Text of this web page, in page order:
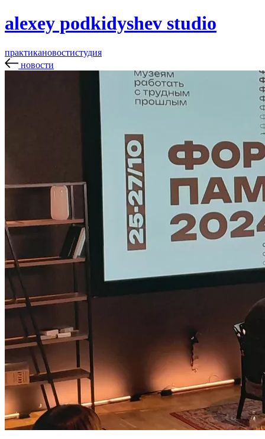
alexey podkidyshev studio
практикановостистудия
новости